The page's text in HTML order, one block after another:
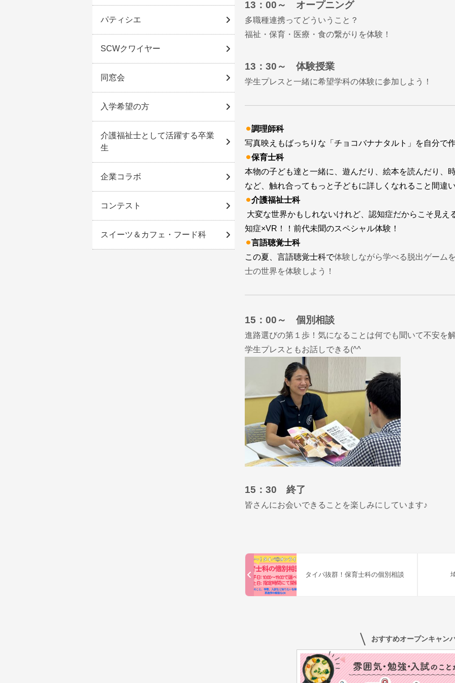
13：00～ オープニング
多職種連携ってどういうこと？
福祉・保育・医療・食の繋がりを体験！
13：30～ 体験授業
学生プレスと一緒に希望学科の体験に参加しよう！
⚫︎調理師科
写真映えもばっちりな「チョコバナナタルト」を自分で
⚫︎保育士科
本物の子ども達と一緒に、遊んだり、絵本を読んだり、
など、触れ合ってもっと子どもに詳しくなれること間違
⚫︎介護福祉士科
大変な世界かもしれないけれど、認知症だからこそ見え
知症×VR！！前代未聞のスペシャル体験！
⚫︎言語聴覚士科
この夏、言語聴覚士科で体験しながら学べる脱出ゲーム
士の世界を体験しよう！
15：00～ 個別相談
進路選びの第１歩！気になることは何でも聞いて不安を
学生プレスともお話しできる(^^
15：30 終了
皆さんにお会いできることを楽しみにしています♪
タイパ抜群！保育士科の個別相談
おすすめオープンキャン
パティシエ
SCWクワイヤー
同窓会
入学希望の方
介護福祉士として活躍する卒業
生
企業コラボ
コンテスト
スイーツ＆カフェ・フード科